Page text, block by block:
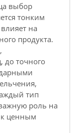
выбор
тонким
на
продукта.
до точного
тип
роль на
к ценным